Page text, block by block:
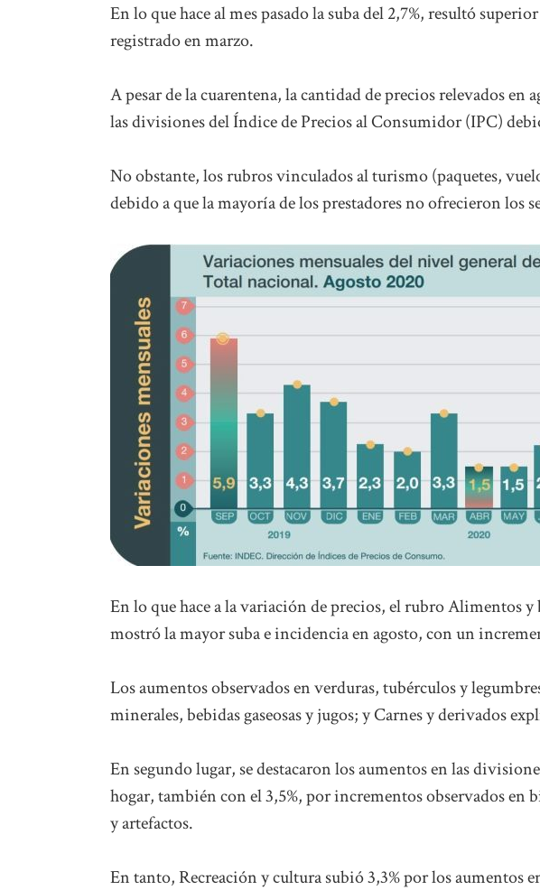
En lo que hace al mes pasado la suba del 2,7%, resultó
registrado en marzo.
A pesar de la cuarentena, la cantidad de precios relevados
las divisiones del Índice de Precios al Consumidor (IPC)
No obstante, los rubros vinculados al turismo (paquetes,
debido a que la mayoría de los prestadores no ofrecieron los
En lo que hace a la variación de precios, el rubro Alimentos
mostró la mayor suba e incidencia en agosto, con un
Los aumentos observados en verduras, tubérculos y
minerales, bebidas gaseosas y jugos; y Carnes y derivados
En segundo lugar, se destacaron los aumentos en las
hogar, también con el 3,5%, por incrementos observados en
y artefactos.
En tanto, Recreación y cultura subió 3,3% por los aumentos